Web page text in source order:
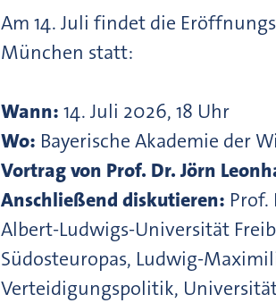
Am 14. Juli findet die
München statt:
Wann: 14. Juli 2026, 18 Uhr
Wo: Bayerische Akademie der
Vortrag von Prof. Dr. Jörn
Anschließend diskutieren: Prof.
Albert-Ludwigs-Universität
Südosteuropas, Ludwig-
Verteidigungspolitik,